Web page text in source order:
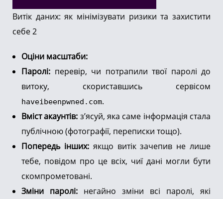
Витік даних: як мінімізувати ризики та захистити
себе 2
Оціни масштаби:
Паролі: перевір, чи потрапили твої паролі до
витоку, скориставшись сервісом
haveibeenpwned.com.
Вміст акаунтів: з’ясуй, яка саме інформація стала
публічною (фотографії, переписки тощо).
Попередь інших:якщо витік зачепив не лише
тебе, повідом про це всіх, чиї дані могли бути
скомпрометовані.
Зміни паролі: негайно зміни всі паролі, які